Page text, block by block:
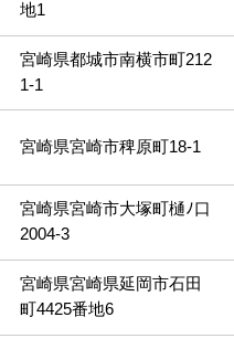
地1
宮崎県都城市南横市町212
1-1
宮崎県宮崎市稗原町18-1
宮崎県宮崎市大塚町樋ﾉ口
2004-3
宮崎県宮崎県延岡市石田
町4425番地6